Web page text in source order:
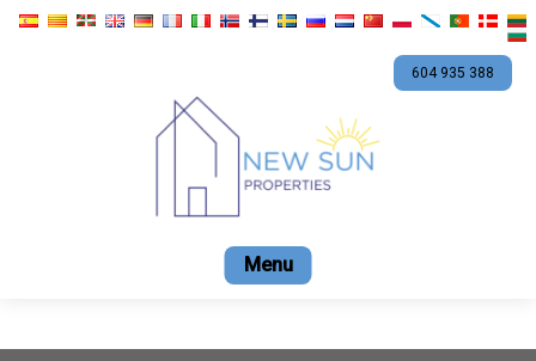
604 935 388
Location